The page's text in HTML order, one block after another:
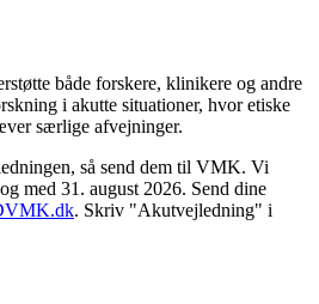
både forskere, klinikere og andre
i akutte situationer, hvor etiske
særlige afvejninger.
så send dem til VMK. Vi
med 31. august 2026. Send dine
. Skriv "Akutvejledning" i